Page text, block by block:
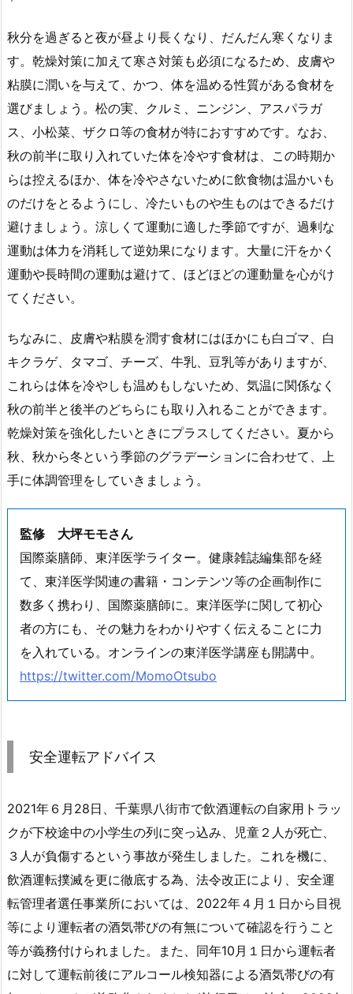
秋分を過ぎると夜が昼より長くなり、だんだん寒くなりま
す。乾燥対策に加えて寒さ対策も必須になるため、皮膚や
粘膜に潤いを与えて、かつ、体を温める性質がある食材を
選びましょう。松の実、クルミ、ニンジン、アスパラガ
ス、小松菜、ザクロ等の食材が特におすすめです。なお、
秋の前半に取り入れていた体を冷やす食材は、この時期か
らは控えるほか、体を冷やさないために飲食物は温かいも
のだけをとるようにし、冷たいものや生ものはできるだけ
避けましょう。涼しくて運動に適した季節ですが、過剰な
運動は体力を消耗して逆効果になります。大量に汗をかく
運動や長時間の運動は避けて、ほどほどの運動量を心がけ
てください。
ちなみに、皮膚や粘膜を潤す食材にはほかにも白ゴマ、白
キクラゲ、タマゴ、チーズ、牛乳、豆乳等がありますが、
これらは体を冷やしも温めもしないため、気温に関係なく
秋の前半と後半のどちらにも取り入れることができます。
乾燥対策を強化したいときにプラスしてください。夏から
秋、秋から冬という季節のグラデーションに合わせて、上
手に体調管理をしていきましょう。
監修 大坪モモさん
国際薬膳師、東洋医学ライター。健康雑誌編集部を経
て、東洋医学関連の書籍・コンテンツ等の企画制作に
数多く携わり、国際薬膳師に。東洋医学に関して初心
者の方にも、その魅力をわかりやすく伝えることに力
を入れている。オンラインの東洋医学講座も開講中。
https://twitter.com/MomoOtsubo
安全運転アドバイス
2021年６月28日、千葉県八街市で飲酒運転の自家用トラッ
クが下校途中の小学生の列に突っ込み、児童２人が死亡、
３人が負傷するという事故が発生しました。これを機に、
飲酒運転撲滅を更に徹底する為、法令改正により、安全運
転管理者選任事業所においては、2022年４月１日から目視
等により運転者の酒気帯びの有無について確認を行うこと
等が義務付けられました。また、同年10月１日から運転者
に対して運転前後にアルコール検知器による酒気帯びの有